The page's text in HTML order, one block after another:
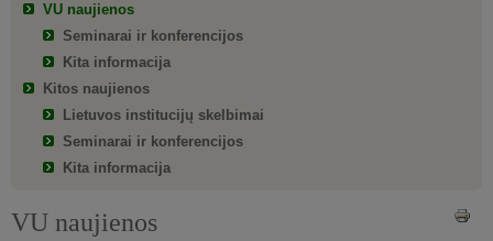
VU naujienos
Seminarai ir konferencijos
Kita informacija
Kitos naujienos
Lietuvos institucijų skelbimai
Seminarai ir konferencijos
Kita informacija
VU naujienos